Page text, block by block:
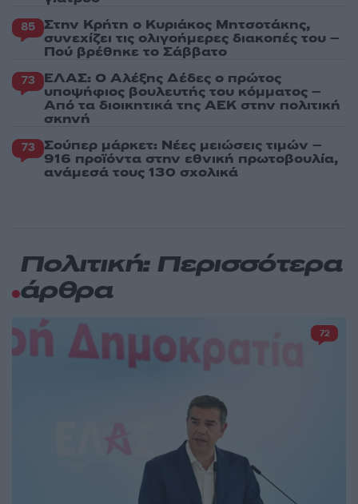
85 Στην Κρήτη ο Κυριάκος Μητσοτάκης,
συνεχίζει τις ολιγοήμερες διακοπές του –
Πού βρέθηκε το Σάββατο
73 ΕΛΑΣ: Ο Αλέξης Δέδες ο πρώτος
υποψήφιος βουλευτής του κόμματος –
Από τα διοικητικά της ΑΕΚ στην πολιτική
σκηνή
73 Σούπερ μάρκετ: Νέες μειώσεις τιμών –
916 προϊόντα στην εθνική πρωτοβουλία,
ανάμεσά τους 130 σχολικά
Πολιτική: Περισσότερα
άρθρα
72